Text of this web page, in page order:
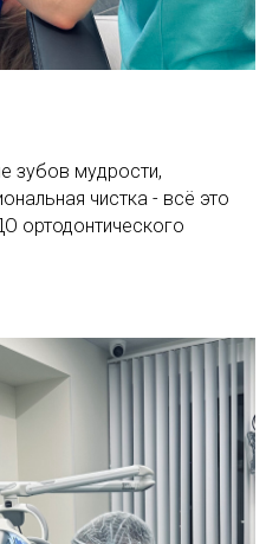
зубов мудрости,
чистка - всё это
ортодонтического